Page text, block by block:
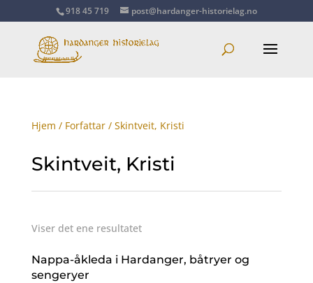
918 45 719 post@hardanger-historielag.no
Hjem / Forfattar/ Skintveit, Kristi
Skintveit, Kristi
Viser det ene resultatet
Nappa-åkleda i Hardanger, båtryer og
sengeryer